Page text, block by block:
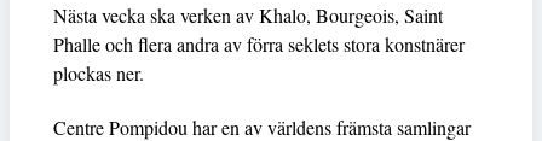
Nästa vecka ska verken av Khalo, Bourgeois, Saint
Phalle och flera andra av förra seklets stora konstnärer
plockas ner.
Centre Pompidou har en av världens främsta samlingar